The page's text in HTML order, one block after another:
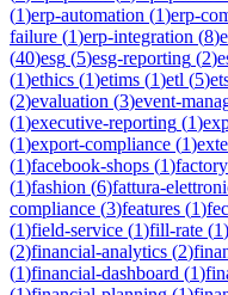
(1)erp-automation (1)erp-
failure (1)erp-integration (8)
(40)esg (5)esg-reporting (2)
(1)ethics (1)etims (1)etl (5)
(2)evaluation (3)event-
(1)executive-reporting (1)
(1)export-compliance (1)
(1)facebook-shops (1)
(1)fashion (6)fattura-
compliance (3)features (1)fec
(1)field-service (1)fill-rate (1)
(2)financial-analytics (2)
(1)financial-dashboard (1)